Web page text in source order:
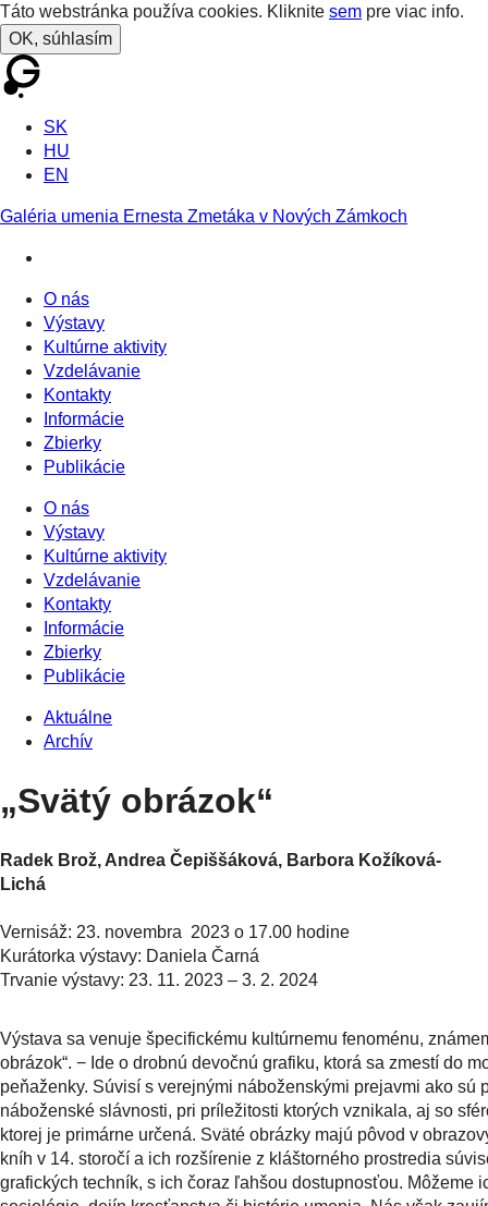
Táto webstránka používa cookies. Kliknite sem pre viac info.
OK, súhlasím
SK
HU
EN
Galéria umenia Ernesta Zmetáka v Nových Zámkoch
O nás
Výstavy
Kultúrne aktivity
Vzdelávanie
Kontakty
Informácie
Zbierky
Publikácie
O nás
Výstavy
Kultúrne aktivity
Vzdelávanie
Kontakty
Informácie
Zbierky
Publikácie
Aktuálne
Archív
„Svätý obrázok“
Radek Brož, Andrea Čepiššáková, Barbora Kožíková-
Lichá
Vernisáž: 23. novembra 2023 o 17.00 hodine
Kurátorka výstavy: Daniela Čarná
Trvanie výstavy: 23. 11. 2023 – 3. 2. 2024
Výstava sa venuje špecifickému kultúrnemu fenoménu,
obrázok“. − Ide o drobnú devočnú grafiku, ktorá sa zmestí do
peňaženky. Súvisí s verejnými náboženskými prejavmi ako sú
náboženské slávnosti, pri príležitosti ktorých vznikala, aj so
ktorej je primárne určená. Sväté obrázky majú pôvod v
kníh v 14. storočí a ich rozšírenie z kláštorného prostredia
grafických techník, s ich čoraz ľahšou dostupnosťou. Môžeme